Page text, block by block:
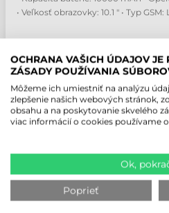
• Veľkosť obrazovky: 10.1 " • Typ GSM:
OCHRANA VAŠICH ÚDAJOV JE
ZÁSADY POUŽÍVANIA
Môžeme ich umiestniť na analýzu
zlepšenie našich webových stránok,
obsahu a na poskytovanie skvelého
viac informácií o cookies používame
Ok,
Poprieť